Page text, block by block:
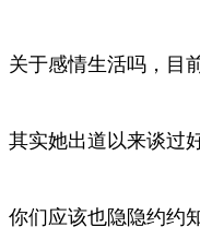
关于感情生活吗，目
其实她出道以来谈过
你们应该也隐隐约约